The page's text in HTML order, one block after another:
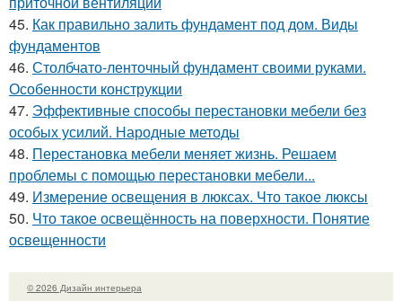
45. Как правильно залить фундамент под дом. Виды
фундаментов
46. Столбчато-ленточный фундамент своими руками.
Особенности конструкции
47. Эффективные способы перестановки мебели без
особых усилий. Народные методы
48. Перестановка мебели меняет жизнь. Решаем
проблемы с помощью перестановки мебели...
49. Измерение освещения в люксах. Что такое люксы
50. Что такое освещённость на поверхности. Понятие
освещенности
© 2026 Дизайн интерьера